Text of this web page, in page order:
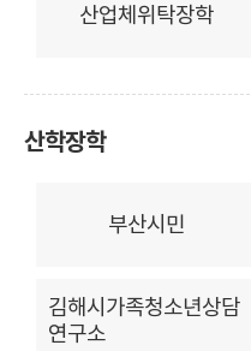
산업체위탁장학
산학장학
부산시민
김해시가족청소년상담
연구소